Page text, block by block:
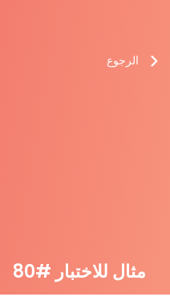
الرجوع
مثال للاختبار #80